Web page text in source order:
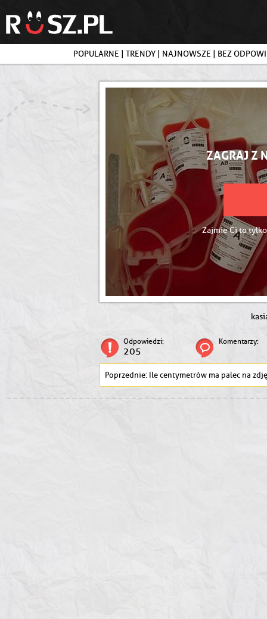
POPULARNE | TRENDY | NAJNOWSZE | BEZ
ZAGRAJ Z
Zajmie Ci to
Odpowiedzi:
205
Komentarzy:
Ile centymetrów ma palec na